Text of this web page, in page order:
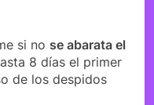
si no se abarata el
8 días el primer
de los despidos